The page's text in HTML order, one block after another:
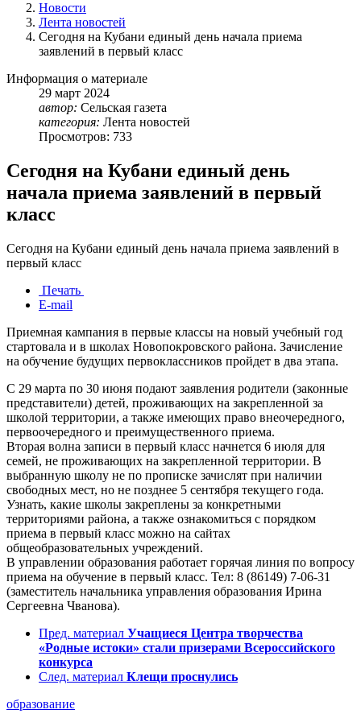
Новости
Лента новостей
Сегодня на Кубани единый день начала приема
заявлений в первый класс
Информация о материале
29 март 2024
автор: Сельская газета
категория: Лента новостей
Просмотров: 733
Сегодня на Кубани единый день
начала приема заявлений в первый
класс
Сегодня на Кубани единый день начала приема заявлений в
первый класс
Печать
E-mail
Приемная кампания в первые классы на новый учебный год
стартовала и в школах Новопокровского района. Зачисление
на обучение будущих первоклассников пройдет в два этапа.
С 29 марта по 30 июня подают заявления родители (законные
представители) детей, проживающих на закрепленной за
школой территории, а также имеющих право внеочередного,
первоочередного и преимущественного приема.
Вторая волна записи в первый класс начнется 6 июля для
семей, не проживающих на закрепленной территории. В
выбранную школу не по прописке зачислят при наличии
свободных мест, но не позднее 5 сентября текущего года.
Узнать, какие школы закреплены за конкретными
территориями района, а также ознакомиться с порядком
приема в первый класс можно на сайтах
общеобразовательных учреждений.
В управлении образования работает горячая линия по вопросу
приема на обучение в первый класс. Тел: 8 (86149) 7-06-31
(заместитель начальника управления образования Ирина
Сергеевна Чванова).
Пред. материал Учащиеся Центра творчества
«Родные истоки» стали призерами Всероссийского
конкурса
След. материал Клещи проснулись
образование